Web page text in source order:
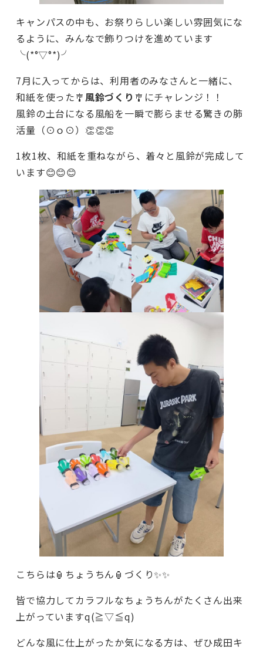
キャンパスの中も、お祭りらしい楽しい雰囲気にな
るように、みんなで飾りつけを進めています
╰(*°▽°*)╯
7月に入ってからは、利用者のみなさんと一緒に、
和紙を使った🎐風鈴づくり 🎐にチャレンジ！！
風鈴の土台になる風船を一瞬で膨らませる驚きの肺
活量（⊙ｏ⊙）👏👏👏
1枚1枚、和紙を重ねながら、着々と風鈴が完成して
います😊😊😊
こちらは🏮ちょうちん🏮づくり✨✨
皆で協力してカラフルなちょうちんがたくさん出来
上がっていますq(≧▽≦q)
どんな風に仕上がったか気になる方は、ぜひ成田キ